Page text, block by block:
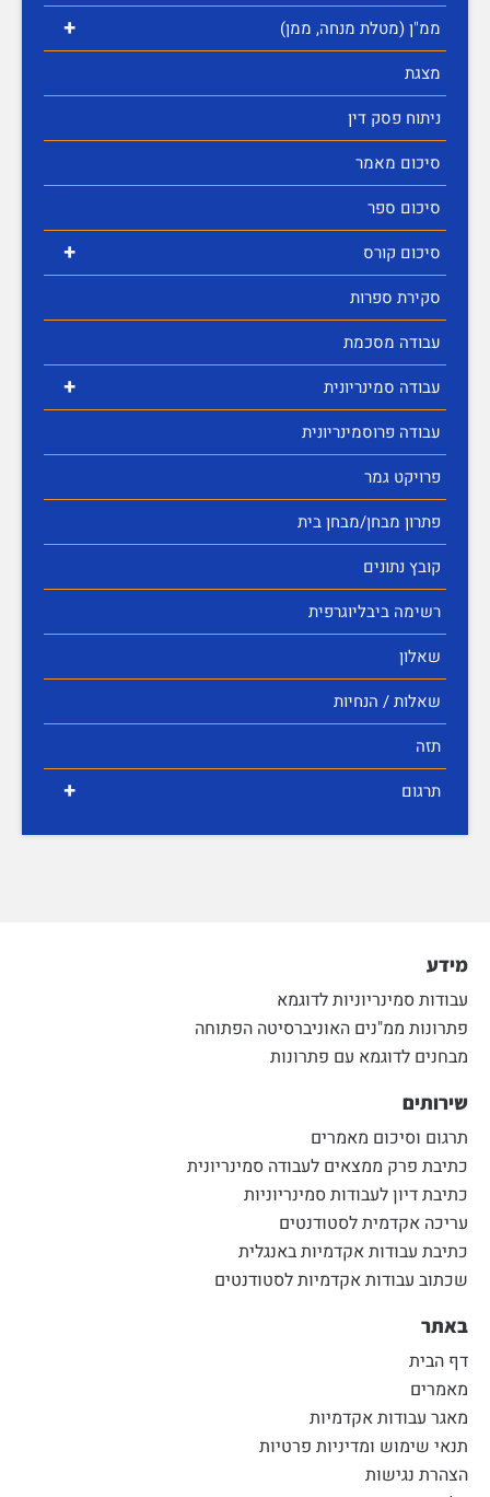
+
ממ"ן (מטלת מנחה, ממן)
מצגת
ניתוח פסק דין
סיכום מאמר
סיכום ספר
+
סיכום קורס
סקירת ספרות
עבודה מסכמת
+
עבודה סמינריונית
עבודה פרוסמינריונית
פרויקט גמר
פתרון מבחן/מבחן בית
קובץ נתונים
רשימה ביבליוגרפית
שאלון
שאלות / הנחיות
תזה
+ תרגום
מידע
עבודות סמינריוניות לדוגמא
פתרונות ממ"נים האוניברסיטה הפתוחה
מבחנים לדוגמא עם פתרונות
שירותים
תרגום וסיכום מאמרים
כתיבת פרק ממצאים לעבודה סמינריונית
כתיבת דיון לעבודות סמינריוניות
עריכה אקדמית לסטודנטים
כתיבת עבודות אקדמיות באנגלית
שכתוב עבודות אקדמיות לסטודנטים
באתר
דף הבית
מאמרים
מאגר עבודות אקדמיות
תנאי שימוש ומדיניות פרטיות
הצהרת נגישות